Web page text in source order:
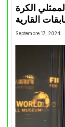
الكرة
Septembre 17, 2024